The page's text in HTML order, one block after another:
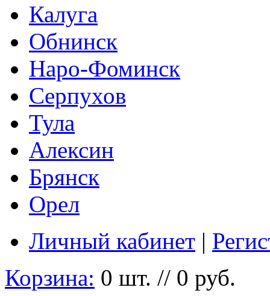
Калуга
Обнинск
Наро-Фоминск
Серпухов
Тула
Алексин
Брянск
Орел
Личный кабинет |
Корзина: 0 шт. // 0 руб.